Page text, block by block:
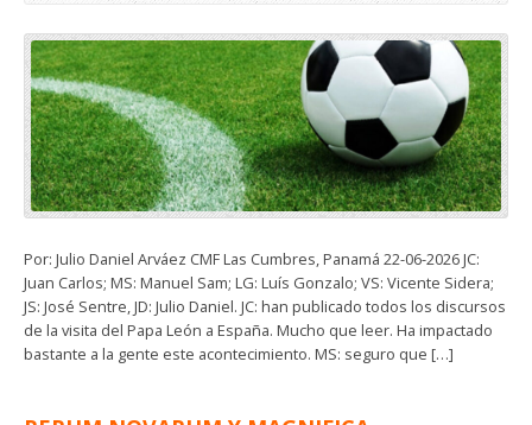
Por: Julio Daniel Arváez CMF Las Cumbres, Panamá 22-06-2026 JC:
Juan Carlos; MS: Manuel Sam; LG: Luís Gonzalo; VS: Vicente Sidera;
JS: José Sentre, JD: Julio Daniel. JC: han publicado todos los discursos
de la visita del Papa León a España. Mucho que leer. Ha impactado
bastante a la gente este acontecimiento. MS: seguro que […]